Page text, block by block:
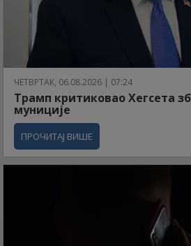
ЧЕТВРТАК, 06.08.2026 | 07:24
Трамп критиковао Хегсета
муниције
ПРОЧИТАЈ ВИШЕ